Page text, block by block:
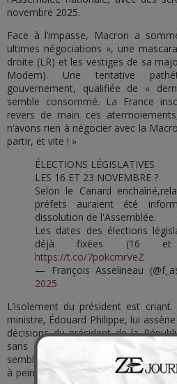
novembre 2025.
Face à l’impasse, Macron a
ultimes négociations », une
droite (LR) et les vestiges de sa
Modem). Une tentative
gouvernement, qualifiée de «
semble consommé. La France
revers de main ces
n’avons rien à négocier avec la
partir, et vite ! »
ÉLECTIONS LÉGISLATIVES
LES 16 ET 23 NOVEMBRE ?
Selon le Canard
préfets auraient été
dissolution de l'Assemblée.
Les dates des élections
déjà fixées (16 et
https://t.co/7pokcmrVeZ
— François Asselineau
2025
L’isolement du président est criant.
ministre, Édouard Philippe, lui
décisions du président de la
sans équivoque, à la démission.
semble ne plus miser que sur un
à peine un an après celle de 2024.